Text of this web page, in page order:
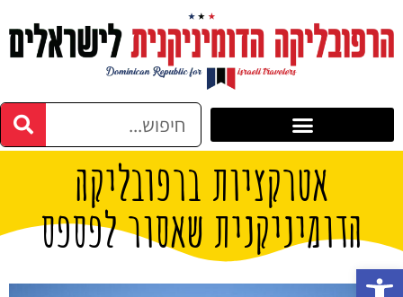
אטרקציות ברפובליקה
הדומיניקנית שאסור לפספס
פתח סרגל נגישות